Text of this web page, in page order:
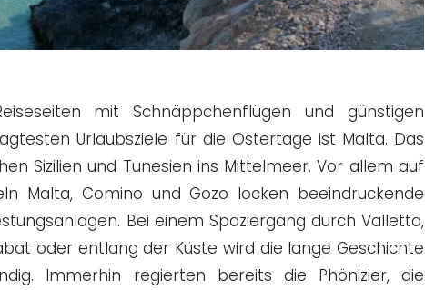
mit Schnäppchenflügen und günstigen
Urlaubsziele für die Ostertage ist Malta. Das
Sizilien und Tunesien ins Mittelmeer. Vor allem auf
Malta, Comino und Gozo locken beeindruckende
Bei einem Spaziergang durch Valletta,
oder entlang der Küste wird die lange Geschichte
Immerhin regierten bereits die Phönizier, die